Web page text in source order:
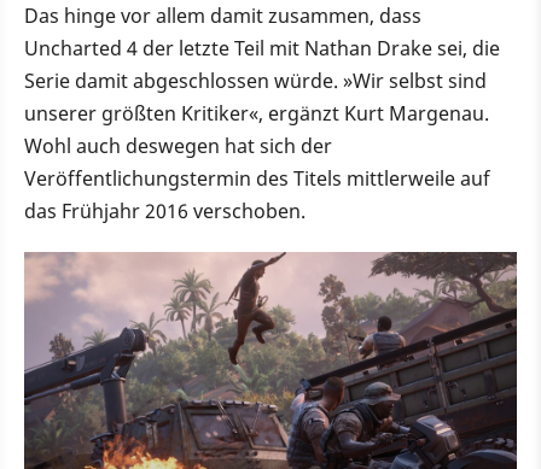
Das hinge vor allem damit zusammen, dass
Uncharted 4 der letzte Teil mit Nathan Drake sei, die
Serie damit abgeschlossen würde. »Wir selbst sind
unserer größten Kritiker«, ergänzt Kurt Margenau.
Wohl auch deswegen hat sich der
Veröffentlichungstermin des Titels mittlerweile auf
das Frühjahr 2016 verschoben.